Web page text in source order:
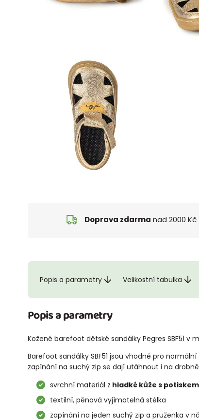
Doprava zdarma nad 2000 Kč
Popis a parametry Velikostní tabulka
Popis a parametry
Kožené barefoot dětské sandálky Pegres SBF51 v
Barefoot sandálky SBF51 jsou vhodné pro
zapínání na suchý zip se dají utáhnout i na
svrchní materiál z hladké kůže s potiskem
textilní, pěnová vyjímatelná stélka
zapínání na jeden suchý zip a pruženka v